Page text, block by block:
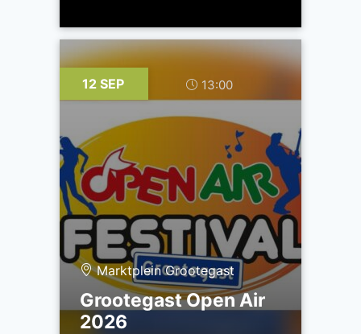
12 SEP 13:00
Marktplein Grootegast
Grootegast Open Air
2026